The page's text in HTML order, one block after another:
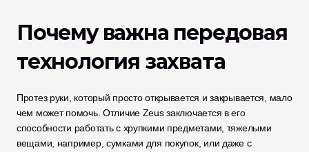
Почему важна передовая
технология захвата
Протез руки, который просто открывается и закрывается, мало
чем может помочь. Отличие Zeus заключается в его
способности работать с хрупкими предметами, тяжелыми
вещами, например, сумками для покупок, или даже с